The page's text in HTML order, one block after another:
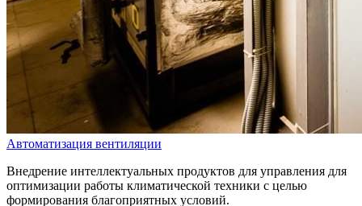
Автоматизация вентиляции
Внедрение интеллектуальных продуктов для управления для
оптимизации работы климатической техники с целью
формирования благоприятных условий.